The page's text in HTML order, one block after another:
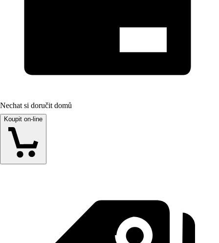
Nechat si doručit domů
Koupit on-line